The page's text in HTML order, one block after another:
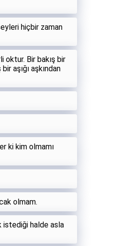
hiçbir zaman
oktur. Bir bakış bir
aşığı aşkından
ki kim olmamı
olmam.
istediği halde asla